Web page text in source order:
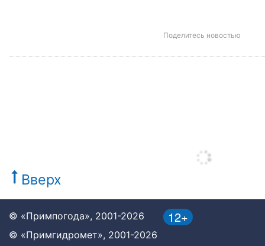
Поделитесь новостью
Вверх
12+
© «Примпогода», 2001-2026
© «Примгидромет», 2001-2026